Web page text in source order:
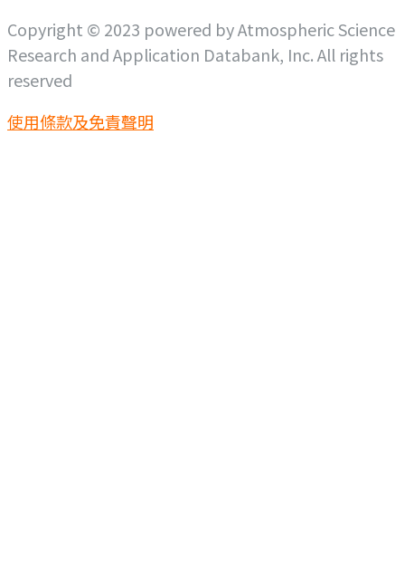
Copyright © 2023 powered by Atmospheric Science
Research and Application Databank, Inc. All rights
reserved
使用條款及免責聲明